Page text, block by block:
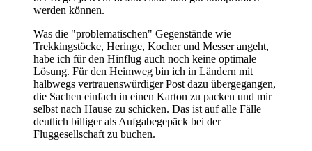
werden können.
Was die "problematischen" Gegenstände wie
Trekkingstöcke, Heringe, Kocher und Messer angeht,
habe ich für den Hinflug auch noch keine optimale
Lösung. Für den Heimweg bin ich in Ländern mit
halbwegs vertrauenswürdiger Post dazu übergegangen,
die Sachen einfach in einen Karton zu packen und mir
selbst nach Hause zu schicken. Das ist auf alle Fälle
deutlich billiger als Aufgabegepäck bei der
Fluggesellschaft zu buchen.